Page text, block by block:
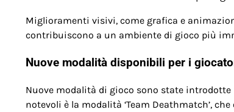
Miglioramenti visivi, come grafica e
contribuiscono a un ambiente di gioco più
Nuove modalità disponibili per i
Nuove modalità di gioco sono state introdotte
notevoli è la modalità ‘Team Deathmatch’,